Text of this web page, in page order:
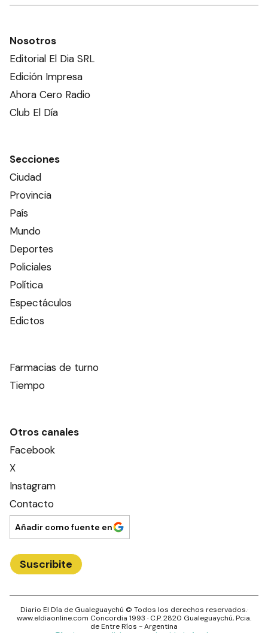
Nosotros
Editorial El Dia SRL
Edición Impresa
Ahora Cero Radio
Club El Día
Secciones
Ciudad
Provincia
País
Mundo
Deportes
Policiales
Política
Espectáculos
Edictos
Farmacias de turno
Tiempo
Otros canales
Facebook
X
Instagram
Contacto
Añadir como fuente en
Suscribite
Diario El Día de Gualeguaychú © Todos los derechos reservados.·
www.eldiaonline.com Concordia 1993 · C.P.2820 Gualeguaychú, Pcia.
deEntre Ríos - Argentina